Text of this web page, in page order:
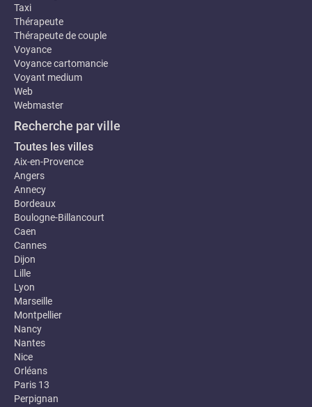
Taxi
Thérapeute
Thérapeute de couple
Voyance
Voyance cartomancie
Voyant medium
Web
Webmaster
Recherche par ville
Toutes les villes
Aix-en-Provence
Angers
Annecy
Bordeaux
Boulogne-Billancourt
Caen
Cannes
Dijon
Lille
Lyon
Marseille
Montpellier
Nancy
Nantes
Nice
Orléans
Paris 13
Perpignan